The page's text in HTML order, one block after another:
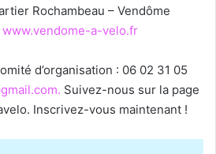
Rochambeau – Vendôme
www.vendome-a-velo.fr
d’organisation : 06 02 31 05
Suivez-nous sur la page
Inscrivez-vous maintenant !